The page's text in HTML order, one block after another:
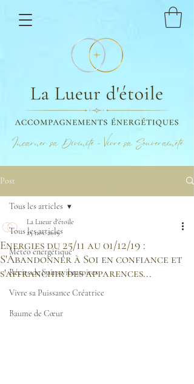
Incarner sa Divinité - Vivre sa Souveraineté
Post
Tous les articles
Météo énergétique
Récits de Soins vibratoires
Vivre sa Puissance Créatrice
Baume de Cœur
Tous les articles
Energies du 25/11 au 01/12/19 :
S'Abandonner à Soi en confiance et
s'affranchir des apparences...
La Lueur d'étoile
25 nov. 2019